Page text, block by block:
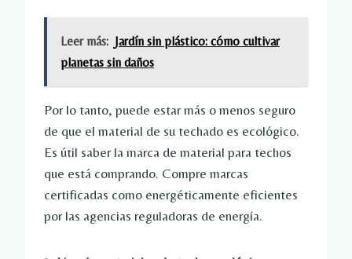
Leer más: Jardín sin plástico: cómo cultivar
planetas sin daños
Por lo tanto, puede estar más o menos seguro
de que el material de su techado es ecológico.
Es útil saber la marca de material para techos
que está comprando. Compre marcas
certificadas como energéticamente eficientes
por las agencias reguladoras de energía.